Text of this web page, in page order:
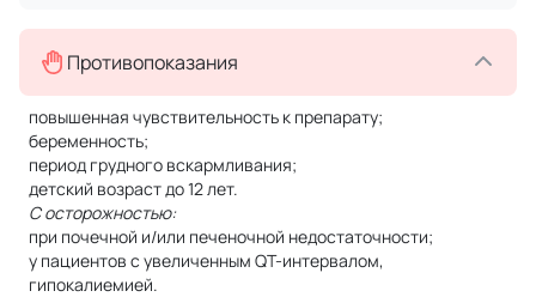
Противопоказания
повышенная чувствительность к препарату;
беременность;
период грудного вскармливания;
детский возраст до 12 лет.
С осторожностью:
при почечной и/или печеночной недостаточности;
у пациентов с увеличенным QT-интервалом,
гипокалиемией.